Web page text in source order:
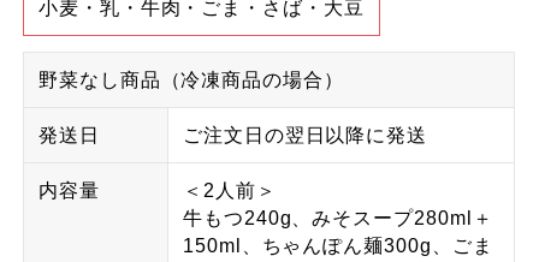
小麦・乳・牛肉・ごま・さば・大豆
野菜なし商品（冷凍商品の場合）
発送日 ご注文日の翌日以降に発送
内容量
＜2人前＞
牛もつ240g、みそスープ280ml＋
150ml、ちゃんぽん麺300g、ごま